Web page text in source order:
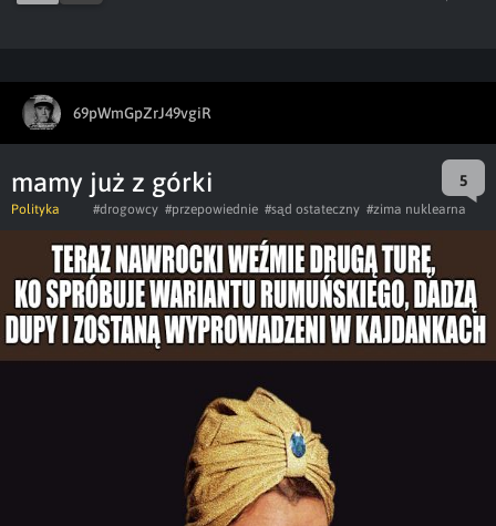
69pWmGpZrJ49vgiR
mamy już z górki 5
Polityka #drogowcy #przepowiednie #sąd ostateczny #zima nuklearna